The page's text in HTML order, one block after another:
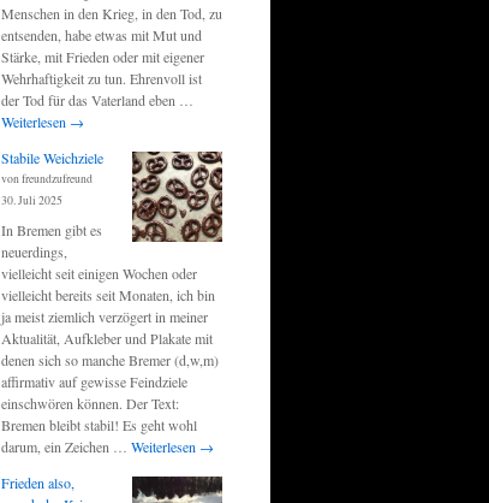
Menschen in den Krieg, in den Tod, zu
entsenden, habe etwas mit Mut und
Stärke, mit Frieden oder mit eigener
Wehrhaftigkeit zu tun. Ehrenvoll ist
der Tod für das Vaterland eben …
Weiterlesen →
Stabile Weichziele
von freundzufreund
30. Juli 2025
In Bremen gibt es
neuerdings,
vielleicht seit einigen Wochen oder
vielleicht bereits seit Monaten, ich bin
ja meist ziemlich verzögert in meiner
Aktualität, Aufkleber und Plakate mit
denen sich so manche Bremer (d,w,m)
affirmativ auf gewisse Feindziele
einschwören können. Der Text:
Bremen bleibt stabil! Es geht wohl
darum, ein Zeichen … Weiterlesen →
Frieden also,